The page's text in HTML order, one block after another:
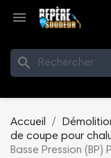

search
Accueil
de coupe pour
Basse Pression